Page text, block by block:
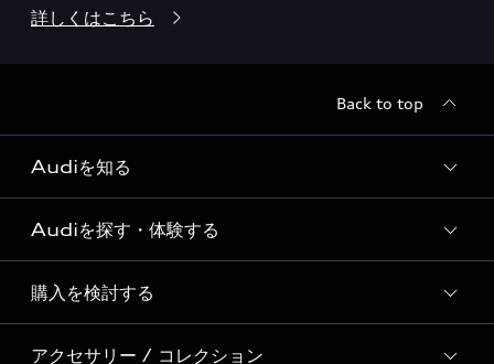
詳しくはこちら
Back to top
Audiを知る
Audi ブランド
Story of Progress
Audi Sport
Audiを探す・体験する
ディーラー検索
新車在庫検索
購入を検討する
アクセサリー / コレクション